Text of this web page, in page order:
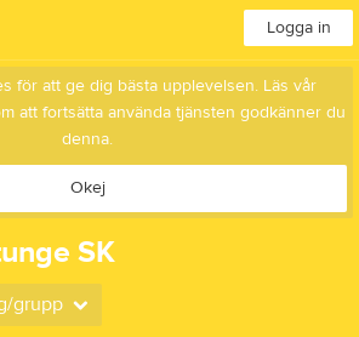
Logga in
för att ge dig bästa upplevelsen. Läs vår
att fortsätta använda tjänsten godkänner du
denna.
Okej
SK
grupp